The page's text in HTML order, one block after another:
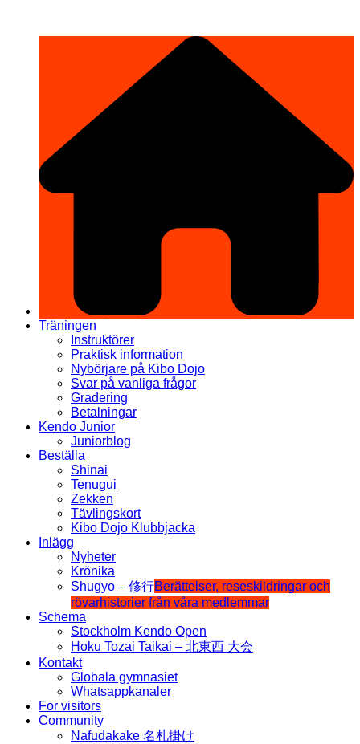
Träningen
Instruktörer
Praktisk information
Nybörjare på Kibo Dojo
Svar på vanliga frågor
Gradering
Betalningar
Kendo Junior
Juniorblog
Beställa
Shinai
Tenugui
Zekken
Tävlingskort
Kibo Dojo Klubbjacka
Inlägg
Nyheter
Krönika
Shugyo – 修行Berättelser, reseskildringar och
rövarhistorier från våra medlemmar
Schema
Stockholm Kendo Open
Hoku Tozai Taikai – 北東西 大会
Kontakt
Globala gymnasiet
Whatsappkanaler
For visitors
Community
Nafudakake 名札掛け